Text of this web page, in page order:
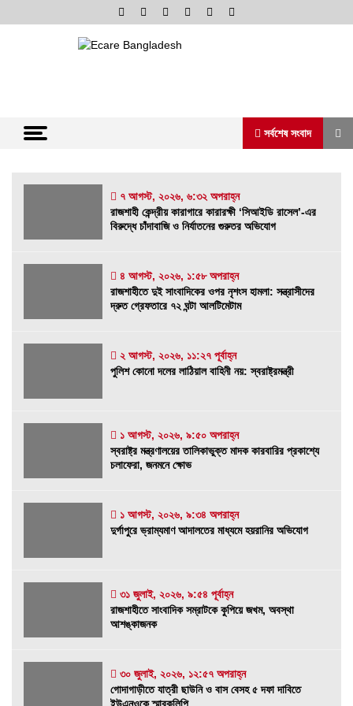
to
সর্বশেষ সংবাদ
রাজশাহী কেন্দ্রীয় কারাগারে কারারক্ষী ‘সিআইডি রাসেল’-
৭ আগস্ট, ২০২৬, ৬:৩২ অপরাহ্ন
রাজশাহীতে দুই সাংবাদিকের ওপর নৃশংস হামলা:
পুলিশ কোনো দলের লাঠিয়াল বাহিনী নয়: স্বরাষ্ট্রমন্ত্রী
স্বরাষ্ট্র মন্ত্রণালয়ের তালিকাভুক্ত মাদক কারবারির
প্রকাশ্যে চলাফেরা, জনমনে ক্ষোভ
দুর্গাপুরে ভ্রাম্যমাণ আদালতের মাধ্যমে হয়রানির
অভিযোগ
রাজশাহীতে সাংবাদিক সম্রাটকে কুপিয়ে জখম, অবস্থা
আশঙ্কাজনক
গোদাগাড়ীতে যাত্রী ছাউনি ও বাস বেসহ ৫ দফা দাবিতে
ইউএনওকে স্মারকলিপি
৭ আগস্ট, ২০২৬, ৬:৩২ অপরাহ্ন
রাজশাহী কেন্দ্রীয় কারাগারে কারারক্ষী ‘সিআইডি রাসেল’-এর
বিরুদ্ধে চাঁদাবাজি ও নির্যাতনের গুরুতর অভিযোগ
৪ আগস্ট, ২০২৬, ১:৫৮ অপরাহ্ন
রাজশাহীতে দুই সাংবাদিকের ওপর নৃশংস হামলা: সন্ত্রাসীদের
দ্রুত গ্রেফতারে ৭২ ঘন্টা আলটিমেটাম
২ আগস্ট, ২০২৬, ১১:২৭ পূর্বাহ্ন
পুলিশ কোনো দলের লাঠিয়াল বাহিনী নয়: স্বরাষ্ট্রমন্ত্রী
১ আগস্ট, ২০২৬, ৯:৫০ অপরাহ্ন
স্বরাষ্ট্র মন্ত্রণালয়ের তালিকাভুক্ত মাদক কারবারির প্রকাশ্যে
চলাফেরা, জনমনে ক্ষোভ
১ আগস্ট, ২০২৬, ৯:৩৪ অপরাহ্ন
দুর্গাপুরে ভ্রাম্যমাণ আদালতের মাধ্যমে হয়রানির অভিযোগ
৩১ জুলাই, ২০২৬, ৯:৫৪ পূর্বাহ্ন
রাজশাহীতে সাংবাদিক সম্রাটকে কুপিয়ে জখম, অবস্থা
আশঙ্কাজনক
৩০ জুলাই, ২০২৬, ১২:৫৭ অপরাহ্ন
গোদাগাড়ীতে যাত্রী ছাউনি ও বাস বেসহ ৫ দফা দাবিতে
ইউএনওকে স্মারকলিপি